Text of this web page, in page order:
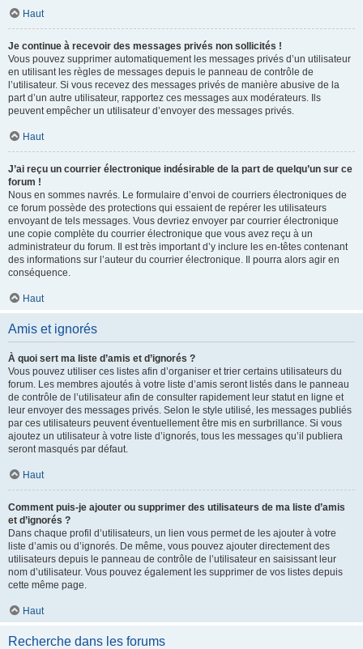
Haut
Je continue à recevoir des messages privés non sollicités !
Vous pouvez supprimer automatiquement les messages privés d’un utilisateur
en utilisant les règles de messages depuis le panneau de contrôle de
l’utilisateur. Si vous recevez des messages privés de manière abusive de la
part d’un autre utilisateur, rapportez ces messages aux modérateurs. Ils
peuvent empêcher un utilisateur d’envoyer des messages privés.
Haut
J’ai reçu un courrier électronique indésirable de la part de quelqu’un sur ce
forum !
Nous en sommes navrés. Le formulaire d’envoi de courriers électroniques de
ce forum possède des protections qui essaient de repérer les utilisateurs
envoyant de tels messages. Vous devriez envoyer par courrier électronique
une copie complète du courrier électronique que vous avez reçu à un
administrateur du forum. Il est très important d’y inclure les en-têtes contenant
des informations sur l’auteur du courrier électronique. Il pourra alors agir en
conséquence.
Haut
Amis et ignorés
À quoi sert ma liste d’amis et d’ignorés ?
Vous pouvez utiliser ces listes afin d’organiser et trier certains utilisateurs du
forum. Les membres ajoutés à votre liste d’amis seront listés dans le panneau
de contrôle de l’utilisateur afin de consulter rapidement leur statut en ligne et
leur envoyer des messages privés. Selon le style utilisé, les messages publiés
par ces utilisateurs peuvent éventuellement être mis en surbrillance. Si vous
ajoutez un utilisateur à votre liste d’ignorés, tous les messages qu’il publiera
seront masqués par défaut.
Haut
Comment puis-je ajouter ou supprimer des utilisateurs de ma liste d’amis
et d’ignorés ?
Dans chaque profil d’utilisateurs, un lien vous permet de les ajouter à votre
liste d’amis ou d’ignorés. De même, vous pouvez ajouter directement des
utilisateurs depuis le panneau de contrôle de l’utilisateur en saisissant leur
nom d’utilisateur. Vous pouvez également les supprimer de vos listes depuis
cette même page.
Haut
Recherche dans les forums